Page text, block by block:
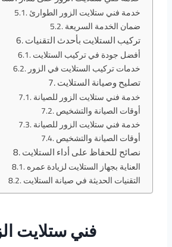
خدمة فني ستلايت الزور الطوارئ
ضمان الخدمة السريعة
تركيب الستلايت بأحدث التقنيات
أفضل جودة في تركيب الستلايت
خدمات تركيب الستلايت في الزور
تصليح وصيانة الستلايت
خدمة فني ستلايت الزور للصيانة
أوقات الصيانة والتشخيص
خدمة فني ستلايت الزور للصيانة
أوقات الصيانة والتشخيص
نصائح للحفاظ على أداء الستلايت
العناية بجهاز الستلايت لزيادة عمره
التقنيات الحديثة في صيانة الستلايت
فني ستلايت